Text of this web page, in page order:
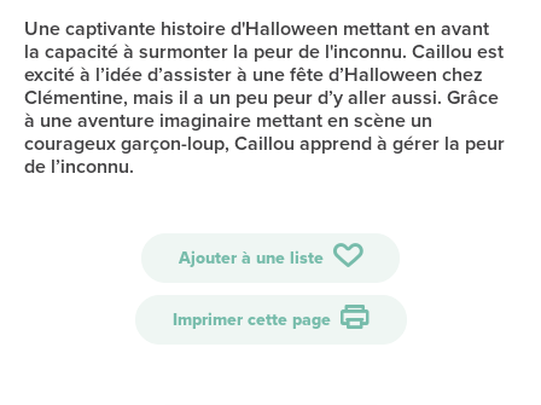
Une captivante histoire d'Halloween mettant en avant
la capacité à surmonter la peur de l'inconnu. Caillou est
excité à l’idée d’assister à une fête d’Halloween chez
Clémentine, mais il a un peu peur d’y aller aussi. Grâce
à une aventure imaginaire mettant en scène un
courageux garçon-loup, Caillou apprend à gérer la peur
de l’inconnu.
Ajouter à une liste
Imprimer cette page